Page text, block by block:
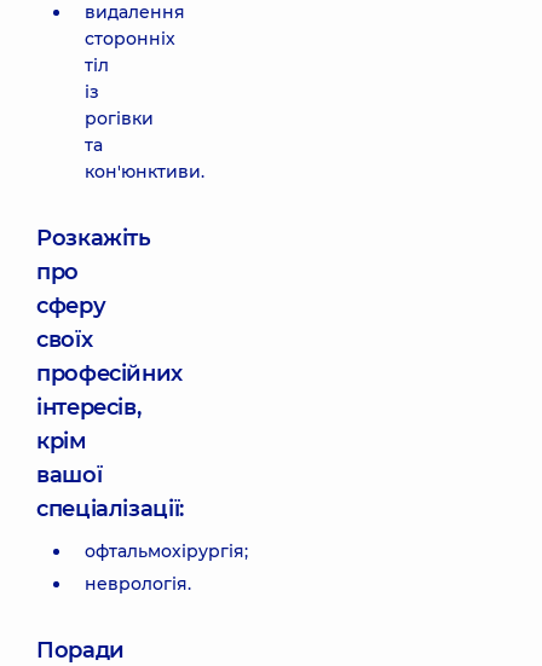
видалення
сторонніх
тіл
із
рогівки
та
кон'юнктиви.
Розкажіть
про
сферу
своїх
професійних
інтересів,
крім
вашої
спеціалізації:
офтальмохірургія;
неврологія.
Поради